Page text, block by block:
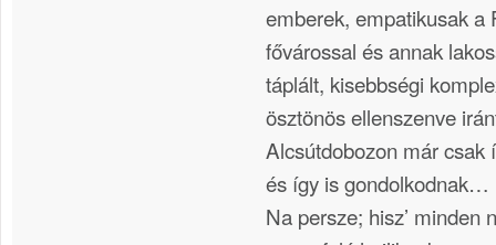
emberek, empatikusak a
fővárossal és annak
táplált, kisebbségi
ösztönös ellenszenve
Alcsútdobozon már csak
és így is gondolkodnak…
Na persze; hisz’ minden